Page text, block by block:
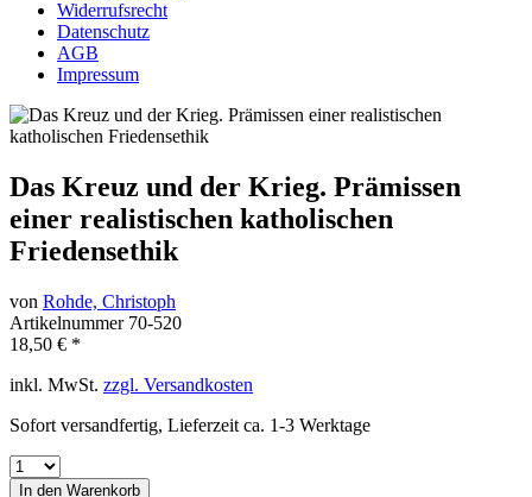
Widerrufsrecht
Datenschutz
AGB
Impressum
Das Kreuz und der Krieg. Prämissen
einer realistischen katholischen
Friedensethik
von Rohde, Christoph
Artikelnummer 70-520
18,50 € *
inkl. MwSt. zzgl. Versandkosten
Sofort versandfertig, Lieferzeit ca. 1-3 Werktage
In den Warenkorb